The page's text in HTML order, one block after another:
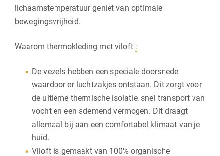
lichaamstemperatuur geniet van optimale
bewegingsvrijheid.
Waarom thermokleding met viloft :
De vezels hebben een speciale doorsnede
waardoor er luchtzakjes ontstaan. Dit zorgt voor
de ultieme thermische isolatie, snel transport van
vocht en een ademend vermogen. Dit draagt
allemaal bij aan een comfortabel klimaat van je
huid.
Viloft is gemaakt van 100% organische